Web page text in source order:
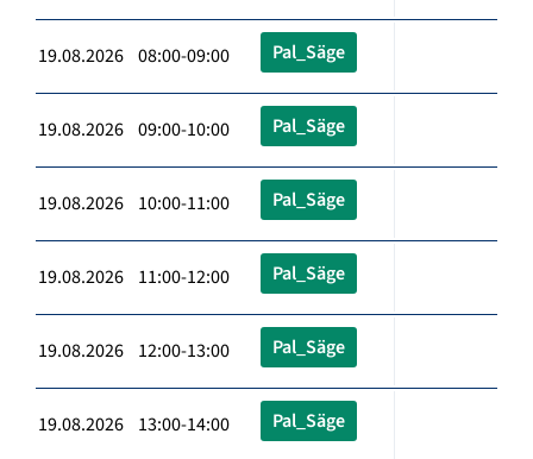
19.08.2026 08:00-09:00 Pal_Säge
19.08.2026 09:00-10:00 Pal_Säge
19.08.2026 10:00-11:00 Pal_Säge
19.08.2026 11:00-12:00 Pal_Säge
19.08.2026 12:00-13:00 Pal_Säge
19.08.2026 13:00-14:00 Pal_Säge